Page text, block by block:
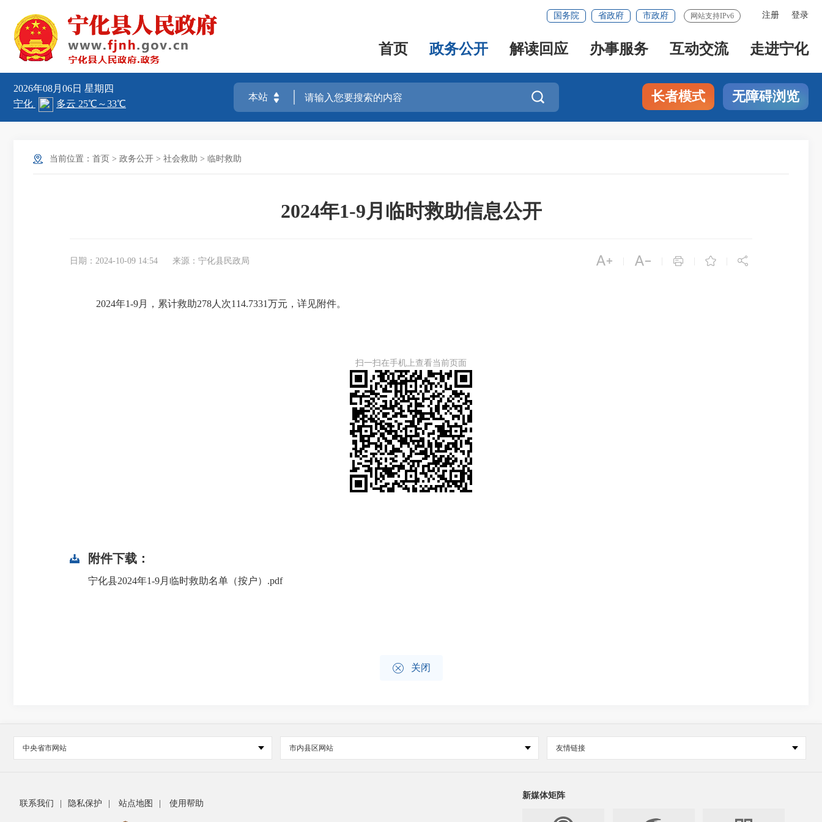
注册 登录
国务院 省政府 市政府 网站支持IPv6
首页 政务公开 解读回应 办事服务 互动交流 走进宁化
2026年08月06日 星期四
 长者模式 无障碍浏览
当前位置： 首页 > 政务公开 > 社会救助 > 临时救助
2024年1-9月临时救助信息公开
日期：2024-10-09 14:54 来源：宁化县民政局     
2024年1-9月，累计救助278人次114.7331万元，详见附件。
扫一扫在手机上查看当前页面
附件下载：
宁化县2024年1-9月临时救助名单（按户）.pdf
 关闭
中央省市网站 市内县区网站 友情链接
联系我们 隐私保护 站点地图 使用帮助
新媒体矩阵